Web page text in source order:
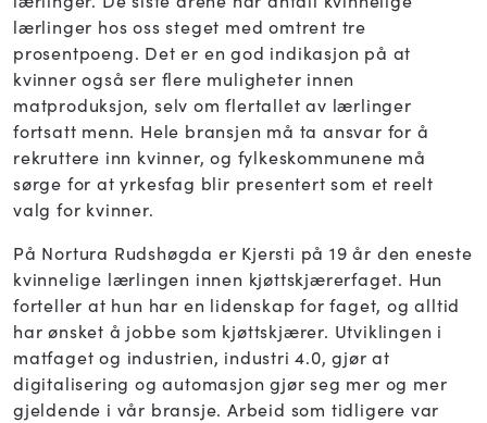
lærlinger hos oss steget med omtrent tre
prosentpoeng. Det er en god indikasjon på at
kvinner også ser flere muligheter innen
matproduksjon, selv om flertallet av lærlinger
fortsatt menn. Hele bransjen må ta ansvar for å
rekruttere inn kvinner, og fylkeskommunene må
sørge for at yrkesfag blir presentert som et reelt
valg for kvinner.
På Nortura Rudshøgda er Kjersti på 19 år den eneste
kvinnelige lærlingen innen kjøttskjærerfaget. Hun
forteller at hun har en lidenskap for faget, og alltid
har ønsket å jobbe som kjøttskjærer. Utviklingen i
matfaget og industrien, industri 4.0, gjør at
digitalisering og automasjon gjør seg mer og mer
gjeldende i vår bransje. Arbeid som tidligere var